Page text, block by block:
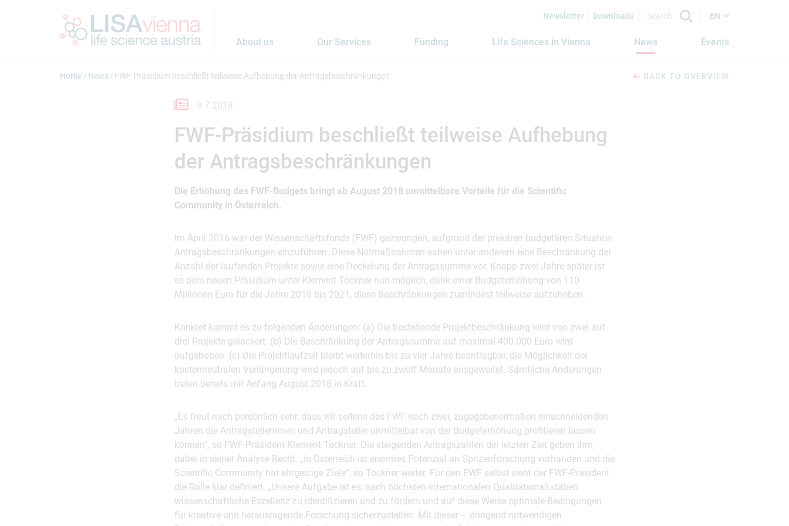
Newsletter Downloads EN
About us Our Services Funding Life Sciences in Vienna News Events
Home News FWF-Präsidium beschließt teilweise Aufhebung der Antragsbeschränkungen BACK TO OVERVIEW
9.7.2018
FWF-Präsidium beschließt teilweise Aufhebung
der Antragsbeschränkungen
Die Erhöhung des FWF-Budgets bringt ab August 2018 unmittelbare Vorteile für die Scientific
Community in Österreich.
Im April 2016 war der Wissenschaftsfonds (FWF) gezwungen, aufgrund der prekären budgetären Situation
Antragsbeschränkungen einzuführen. Diese Notmaßnahmen sahen unter anderem eine Beschränkung der
Anzahl der laufenden Projekte sowie eine Deckelung der Antragssumme vor. Knapp zwei Jahre später ist
es dem neuen Präsidium unter Klement Tockner nun möglich, dank einer Budgeterhöhung von 110
Millionen Euro für die Jahre 2018 bis 2021, diese Beschränkungen zumindest teilweise aufzuheben.
Konkret kommt es zu folgenden Änderungen: (a) Die bestehende Projektbeschränkung wird von zwei auf
drei Projekte gelockert. (b) Die Beschränkung der Antragssumme auf maximal 400.000 Euro wird
aufgehoben. (c) Die Projektlaufzeit bleibt weiterhin bis zu vier Jahre beantragbar, die Möglichkeit der
kostenneutralen Verlängerung wird jedoch auf bis zu zwölf Monate ausgeweitet. Sämtliche Änderungen
treten bereits mit Anfang August 2018 in Kraft.
„Es freut mich persönlich sehr, dass wir seitens des FWF nach zwei, zugegebenermaßen einschneidenden
Jahren die Antragstellerinnen und Antragsteller unmittelbar von der Budgeterhöhung profitieren lassen
können“, so FWF-Präsident Klement Tockner. Die steigenden Antragszahlen der letzten Zeit geben ihm
dabei in seiner Analyse Recht. „In Österreich ist enormes Potenzial an Spitzenforschung vorhanden und die
Scientific Community hat ehrgeizige Ziele“, so Tockner weiter. Für den FWF selbst sieht der FWF-Präsident
die Rolle klar definiert. „Unsere Aufgabe ist es, nach höchsten internationalen Qualitätsmaßstäben
wissenschaftliche Exzellenz zu identifizieren und zu fördern und auf diese Weise optimale Bedingungen
für kreative und herausragende Forschung sicherzustellen. Mit dieser – dringend notwendigen